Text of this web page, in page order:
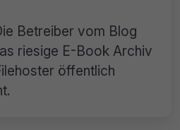
Betreiber vom Blog
riesige E-Book Archiv
öffentlich